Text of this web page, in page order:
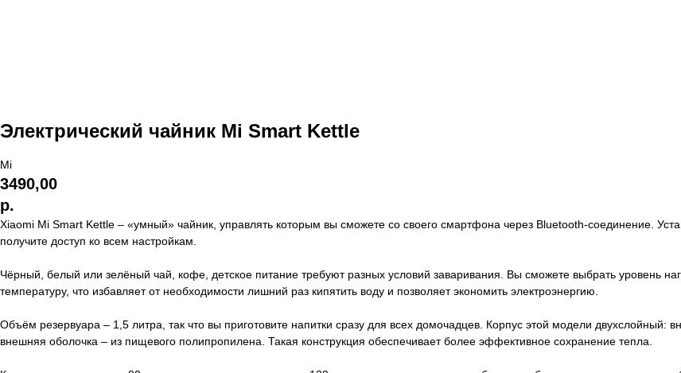
Электрический чайник Mi Smart Kettle
Mi
3490,00
р.
Xiaomi Mi Smart Kettle – «умный» чайник, управлять которым вы сможете со своего смартфона через Bluetooth-соединение.
получите доступ ко всем настройкам.
Чёрный, белый или зелёный чай, кофе, детское питание требуют разных условий заваривания. Вы сможете выбрать уровень
температуру, что избавляет от необходимости лишний раз кипятить воду и позволяет экономить электроэнергию.
Объём резервуара – 1,5 литра, так что вы приготовите напитки сразу для всех домочадцев. Корпус этой модели двухслойный:
внешняя оболочка – из пищевого полипропилена. Такая конструкция обеспечивает более эффективное сохранение тепла.